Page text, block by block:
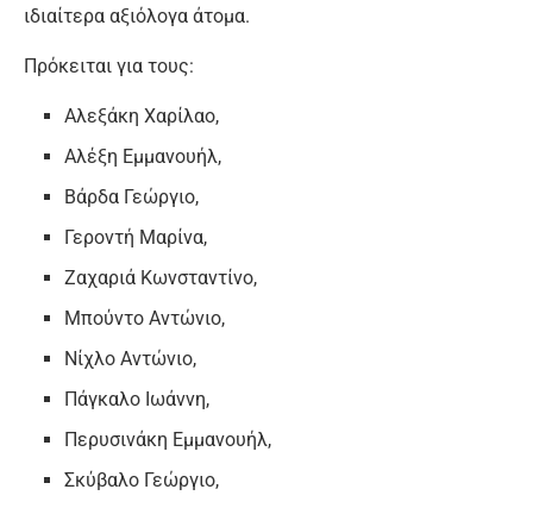
ιδιαίτερα αξιόλογα άτομα.
Πρόκειται για τους:
Αλεξάκη Χαρίλαο,
Αλέξη Εμμανουήλ,
Βάρδα Γεώργιο,
Γεροντή Μαρίνα,
Ζαχαριά Κωνσταντίνο,
Μπούντο Αντώνιο,
Νίχλο Αντώνιο,
Πάγκαλο Ιωάννη,
Περυσινάκη Εμμανουήλ,
Σκύβαλο Γεώργιο,